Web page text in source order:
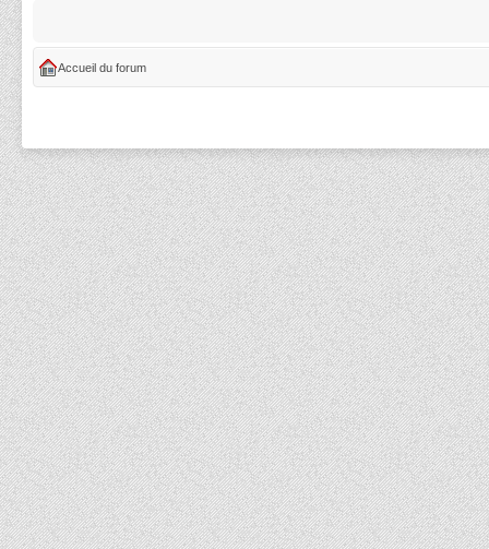
Accueil du forum